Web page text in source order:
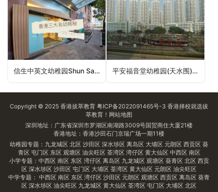
信生中英文幼稚园Shun Sang Anglo-Chinese Kindergarten（黄大仙区幼稚园） 平安福音堂幼稚园(天水围)Peace Evangelical Centre Kindergarten (Tin Shui Wai)（元朗区幼稚园）
Copyright © 2025 香港拔萃教育 粤ICP备2022091465号-3 香港择校就选拔
萃教育！ 网站地图
深圳地址：广东省深圳市罗湖区南湖路3009号国贸商住大厦21楼
香港地址：香港沙田石门京瑞广场一期11楼
幼稚园专题： 九龙城区 北区 沙田区 深水埗区 离岛区 大埔区 元朗区 西贡区 葵
青区 屯门区 东区 观塘区 油尖旺区 荃湾区 湾仔区 黄大仙区 中西区 南区
小学专题： 中西区 南区 东区 湾仔区 离岛区 九龙城区 观塘区 葵青区 北区 西贡
区 深水埗区 沙田区 屯门区 大埔区 荃湾区 黄大仙区 元朗区 油尖旺区
中学专题： 中西区 南区 东区 湾仔区 沙田区 元朗区 观塘区 西贡区 离岛区 葵青
区 深水埗区 油尖旺区 九龙城区 黄大仙区 荃湾区 屯门区 大埔区 北区